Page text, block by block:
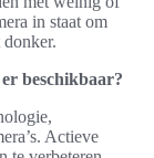
in staat om
beschikbaar?
Actieve